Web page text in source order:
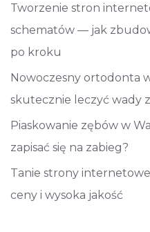
Tworzenie stron
schematów — jak
po kroku
Nowoczesny ortodonta
skutecznie leczyć wady
Piaskowanie zębów w
zapisać się na zabieg?
Tanie strony
ceny i wysoka jakość